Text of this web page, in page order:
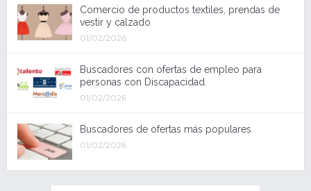
Comercio de productos textiles, prendas de
vestir y calzado
01/02/2026
Buscadores con ofertas de empleo para
personas con Discapacidad.
01/02/2026
Buscadores de ofertas más populares
01/02/2026